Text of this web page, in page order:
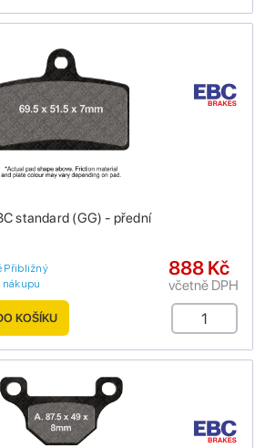
standard (GG) - přední
Přibližný
nákupu
888 Kč
včetně DPH
KOŠÍKU